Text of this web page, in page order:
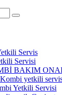
Servis
Servisi
BAKIM
yetkili
Yetkili Servisi